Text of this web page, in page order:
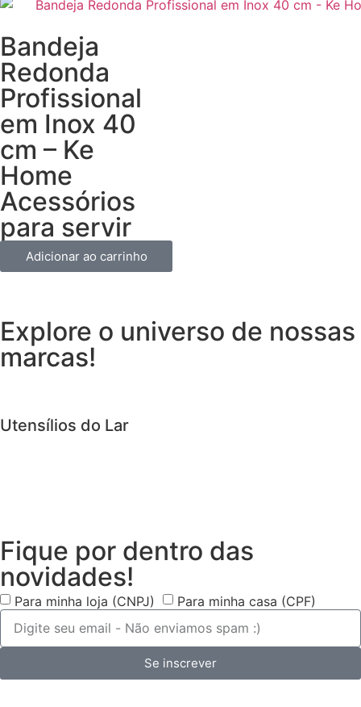
Bandeja
Redonda
Profissional
em Inox 40
cm – Ke
Home
Acessórios
para servir
Adicionar ao carrinho
Explore o universo de nossas
marcas!
Utensílios do Lar
Fique por dentro das
novidades!
Para minha loja (CNPJ) Para minha casa (CPF)
Se inscrever